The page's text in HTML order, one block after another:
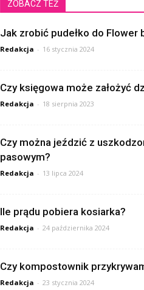
ZOBACZ TEŻ
Jak zrobić pudełko do Flower
Redakcja - 16 stycznia 2024
Czy księgowa może założyć
Redakcja - 18 sierpnia 2023
Czy można jeździć z
pasowym?
Redakcja - 13 lipca 2024
Ile prądu pobiera kosiarka?
Redakcja - 24 października 2024
Czy kompostownik
Redakcja - 23 stycznia 2024